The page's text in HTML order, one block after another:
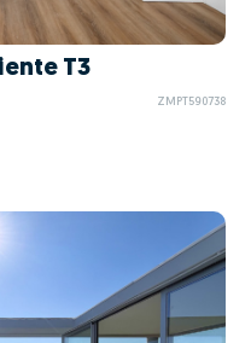
T3
ZMPT590738